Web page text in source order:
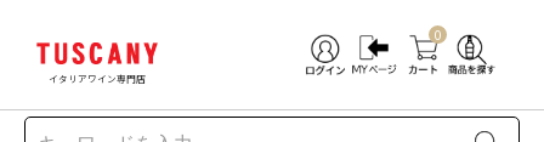
イタリアワイン専門店
0